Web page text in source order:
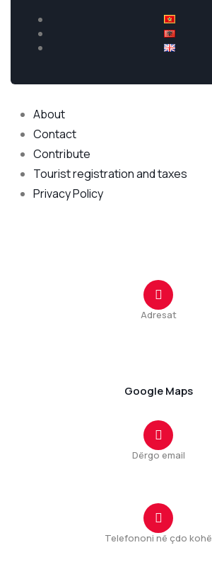
About
Contact
Contribute
Tourist registration and taxes
Privacy Policy
Adresat
Google Maps
Dërgo email
Telefononi në çdo kohë